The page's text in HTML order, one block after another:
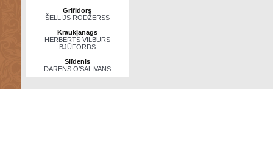
Grifidors
ŠELLIJS RODŽERSS
Kraukļanags
HERBERTS VILBURS
BJŪFORDS
Slīdenis
DARENS O’SALIVANS